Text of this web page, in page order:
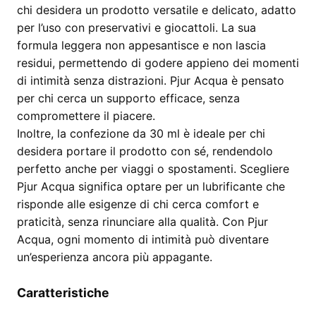
chi desidera un prodotto versatile e delicato, adatto
per l’uso con preservativi e giocattoli. La sua
formula leggera non appesantisce e non lascia
residui, permettendo di godere appieno dei momenti
di intimità senza distrazioni. Pjur Acqua è pensato
per chi cerca un supporto efficace, senza
compromettere il piacere.
Inoltre, la confezione da 30 ml è ideale per chi
desidera portare il prodotto con sé, rendendolo
perfetto anche per viaggi o spostamenti. Scegliere
Pjur Acqua significa optare per un lubrificante che
risponde alle esigenze di chi cerca comfort e
praticità, senza rinunciare alla qualità. Con Pjur
Acqua, ogni momento di intimità può diventare
un’esperienza ancora più appagante.
Caratteristiche